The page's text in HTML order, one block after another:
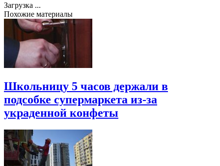
Загрузка ...
Похожие материалы
Школьницу 5 часов держали в
подсобке супермаркета из-за
украденной конфеты